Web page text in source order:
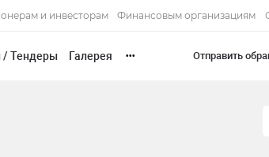
и инвесторам Финансовым организациям
/ Тендеры Галерея ••• Отправить